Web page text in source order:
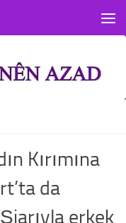
Kırımına
da
erkek